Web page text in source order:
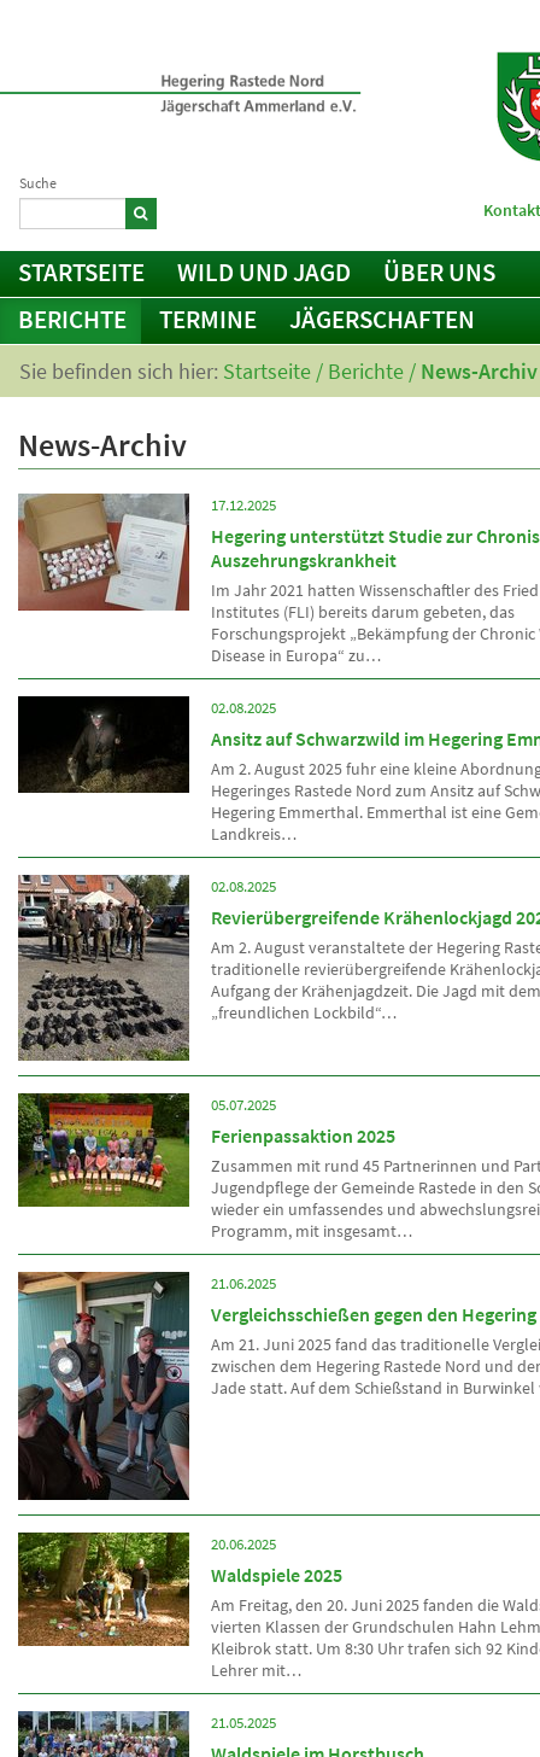
Suche
STARTSEITE WILD UND JAGD
ÜBER UNS
BERICHTE
TERMINE JÄGERSCHAFTEN
Sie befinden sich hier: Startseite / Berichte / News-Archiv
News-Archiv
17.12.2025
Hegering unterstützt Studie zur
Auszehrungskrankheit
Im Jahr 2021 hatten Wissenschaftler des
Institutes (FLI) bereits darum gebeten, das
Forschungsprojekt „Bekämpfung der Chronic
Disease in Europa“ zu…
02.08.2025
Ansitz auf Schwarzwild im Hegering
Am 2. August 2025 fuhr eine kleine
Hegeringes Rastede Nord zum Ansitz auf
Hegering Emmerthal. Emmerthal ist eine
Landkreis…
02.08.2025
Revierübergreifende Krähenlockjagd
Am 2. August veranstaltete der Hegering
traditionelle revierübergreifende
Aufgang der Krähenjagdzeit. Die Jagd mit dem
„freundlichen Lockbild“…
05.07.2025
Ferienpassaktion 2025
Zusammen mit rund 45 Partnerinnen und
Jugendpflege der Gemeinde Rastede in den
wieder ein umfassendes und
Programm, mit insgesamt…
21.06.2025
Vergleichsschießen gegen den
Am 21. Juni 2025 fand das traditionelle
zwischen dem Hegering Rastede Nord und
Jade statt. Auf dem Schießstand in
20.06.2025
Waldspiele 2025
Am Freitag, den 20. Juni 2025 fanden die
vierten Klassen der Grundschulen Hahn
Kleibrok statt. Um 8:30 Uhr trafen sich 92
Lehrer mit…
21.05.2025